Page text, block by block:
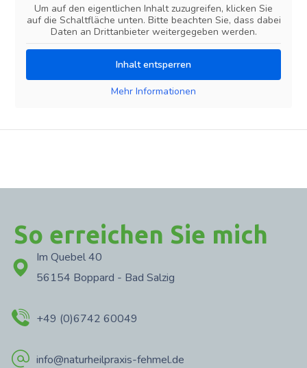
Um auf den eigentlichen Inhalt zuzugreifen, klicken Sie
auf die Schaltfläche unten. Bitte beachten Sie, dass dabei
Daten an Drittanbieter weitergegeben werden.
Inhalt entsperren
Mehr Informationen
So erreichen Sie mich
Im Quebel 40
56154 Boppard - Bad Salzig
+49 (0)6742 60049
info@naturheilpraxis-fehmel.de